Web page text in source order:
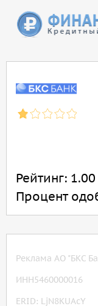
Рейтинг: 1.00
Процент
Реклама АО "БКС
ИНН5460000016
ERID: LjN8KUAcY